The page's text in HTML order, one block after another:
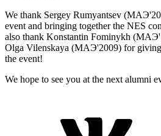
We thank Sergey Rumyantsev
event and bringing together the NES
also thank Konstantin Fominykh
Olga Vilenskaya (МАЭ'2009) for
the event!
We hope to see you at the next alumni